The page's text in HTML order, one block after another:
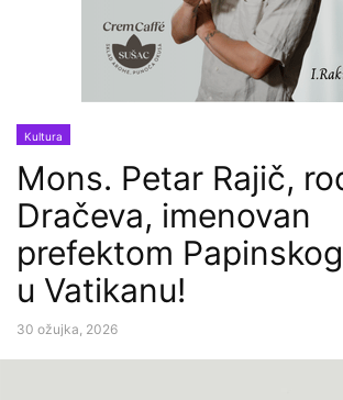
Kultura
Mons. Petar Rajič,
Dračeva, imenovan
prefektom
u Vatikanu!
30 ožujka, 2026